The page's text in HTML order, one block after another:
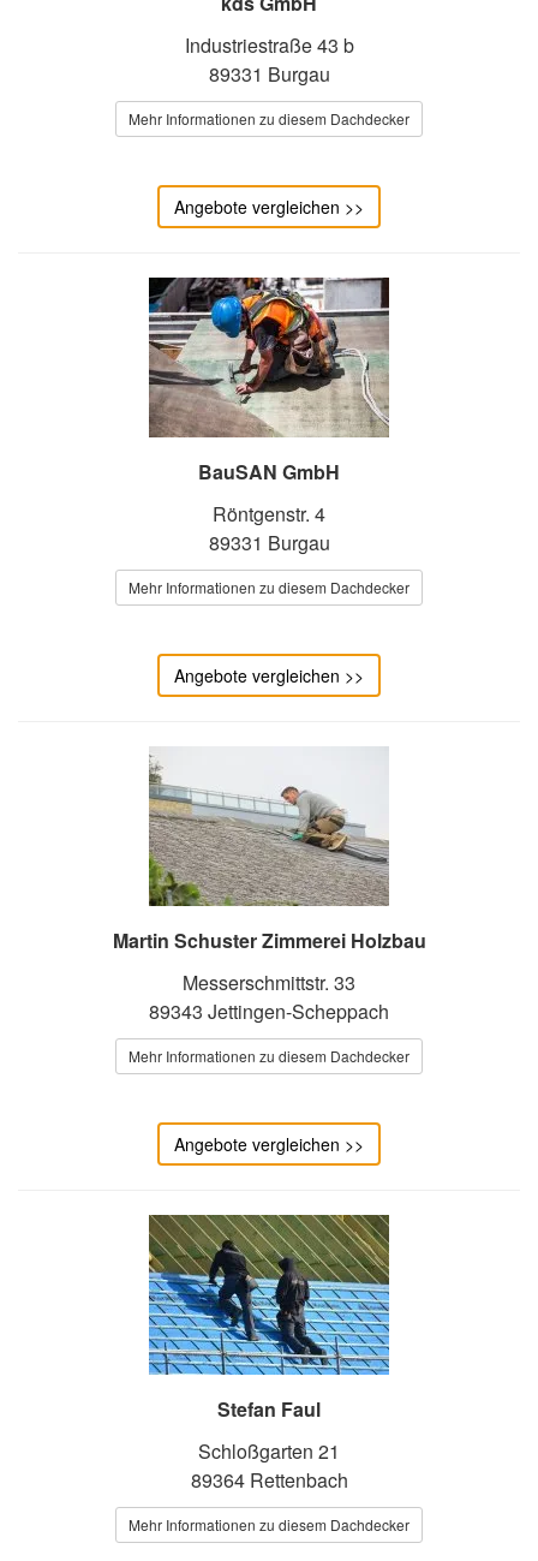
Industriestraße 43 b
89331 Burgau
Mehr Informationen zu diesem Dachdecker
Angebote vergleichen >>
BauSAN GmbH
Röntgenstr. 4
89331 Burgau
Mehr Informationen zu diesem Dachdecker
Angebote vergleichen >>
Martin Schuster Zimmerei Holzbau
Messerschmittstr. 33
89343 Jettingen-Scheppach
Mehr Informationen zu diesem Dachdecker
Angebote vergleichen >>
Stefan Faul
Schloßgarten 21
89364 Rettenbach
Mehr Informationen zu diesem Dachdecker